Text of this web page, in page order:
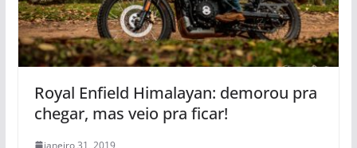
Royal Enfield Himalayan: demorou pra
chegar, mas veio pra ficar!
janeiro 31, 2019